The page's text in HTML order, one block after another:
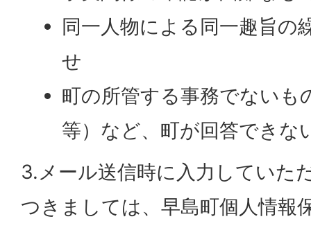
同一人物による同一趣旨の
せ
町の所管する事務でないも
等）など、町が回答できな
3.メール送信時に入力していた
つきましては、早島町個人情報